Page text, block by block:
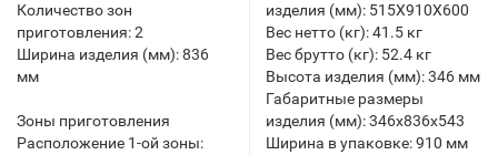
Количество зон
приготовления: 2
Ширина изделия (мм): 836
мм
Зоны приготовления
Расположение 1-ой зоны:
изделия (мм): 515X910X600
Вес нетто (кг): 41.5 кг
Вес брутто (кг): 52.4 кг
Высота изделия (мм): 346 мм
Габаритные размеры
изделия (мм): 346x836x543
Ширина в упаковке: 910 мм